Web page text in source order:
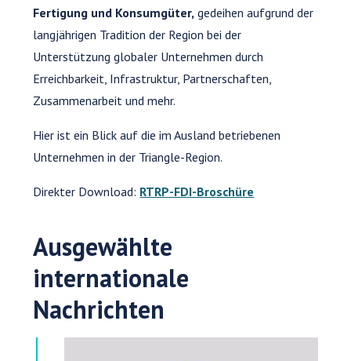
Fertigung und Konsumgüter, gedeihen aufgrund der
langjährigen Tradition der Region bei der
Unterstützung globaler Unternehmen durch
Erreichbarkeit, Infrastruktur, Partnerschaften,
Zusammenarbeit und mehr.
Hier ist ein Blick auf die im Ausland betriebenen
Unternehmen in der Triangle-Region.
Direkter Download: RTRP-FDI-Broschüre
Ausgewählte
internationale
Nachrichten